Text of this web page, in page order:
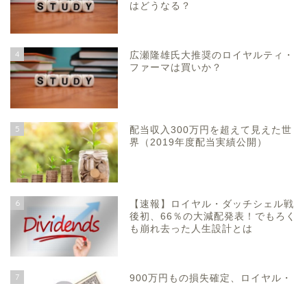
はどうなる？
4
広瀬隆雄氏大推奨のロイヤルティ・
ファーマは買いか？
5
配当収入300万円を超えて見えた世
界（2019年度配当実績公開）
6
【速報】ロイヤル・ダッチシェル戦
後初、66％の大減配発表！でもろく
も崩れ去った人生設計とは
7
900万円もの損失確定、ロイヤル・